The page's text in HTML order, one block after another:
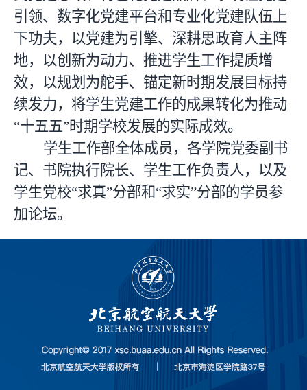
引领、数字化党建平台和专业化党建队伍上
下功夫，以党建为引擎、深耕思政育人主阵
地，以创新为动力、推进学生工作提质增
效，以规划为舵手、锚定新时期发展目标持
续发力，将学生党建工作的成果转化为推动
“十五五”时期学校发展的实际成效。
学生工作部全体成员，各学院党委副书
记、书院执行院长、学生工作负责人，以及
学生党校“求真”分部和“求实”分部的学员参
加论坛。